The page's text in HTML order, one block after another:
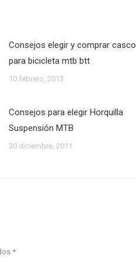
Consejos elegir y comprar casco
para bicicleta mtb btt
10 febrero, 2013
Consejos para elegir Horquilla
Suspensión MTB
30 diciembre, 2011
*